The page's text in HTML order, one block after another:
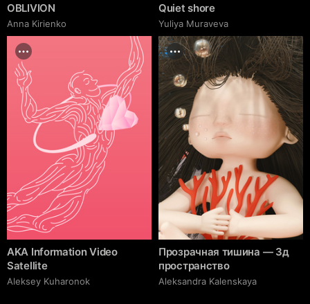
OBLIVION
Anna Kirienko
Quiet shore
Yuliya Muraveva
AKA Information Video
Satellite
Aleksey Kuharonok
Прозрачная тишина — 3д
пространство
Aleksandra Kalenskaya